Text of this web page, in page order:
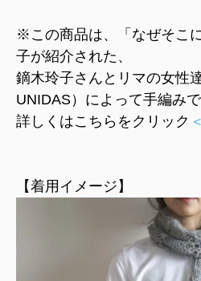
※この商品は、「なぜそこ
子が紹介された、
鏑木玲子さんとリマの女性
UNIDAS）によって手編みで
詳しくはこちらをクリック
【着用イメージ】